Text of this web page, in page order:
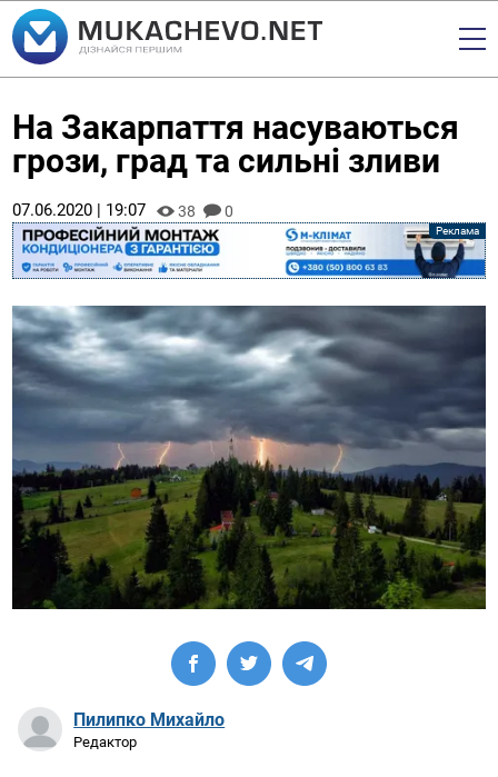
На Закарпаття насуваються
грози, град та сильні зливи
07.06.2020 | 19:07 38 0
Пилипко Михайло
Редактор